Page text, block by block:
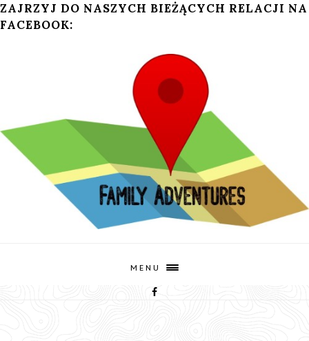
ZAJRZYJ DO NASZYCH BIEŻĄCYCH RELACJI NA
FACEBOOK:
MENU